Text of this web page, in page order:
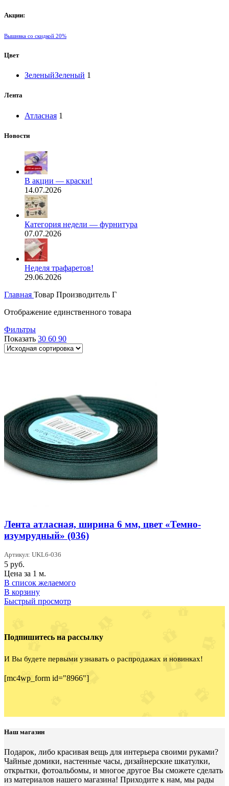
Акции:
Вышивка со скидкой 20%
Цвет
ЗеленыйЗеленый 1
Лента
Атласная 1
Новости
В акции — краски!
14.07.2026
Категория недели — фурнитура
07.07.2026
Неделя трафаретов!
29.06.2026
Главная Товар Производитель Г
Отображение единственного товара
Фильтры
Показать 30 60 90
Лента атласная, ширина 6 мм, цвет «Темно-
изумрудный» (036)
Артикул: UKL6-036
5 руб.
Цена за 1 м.
В список желаемого
В корзину
Быстрый просмотр
Подпишитесь на рассылку
И Вы будете первыми узнавать о распродажах и новинках!
[mc4wp_form id="8966"]
Наш магазин
Подарок, либо красивая вещь для интерьера своими руками?
Чайные домики, настенные часы, дизайнерские шкатулки,
открытки, фотоальбомы, и многое другое Вы сможете сделать
из материалов нашего магазина! Приходите к нам, мы рады